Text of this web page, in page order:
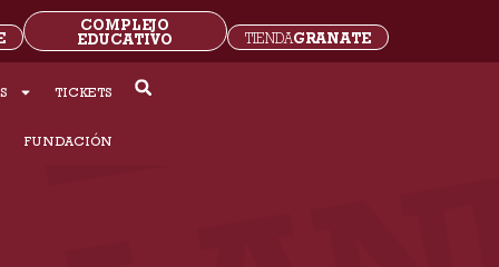
TIENDAGRANATE
COMPLEJO
EDUCATIVO
TICKETS
FUNDACIÓN